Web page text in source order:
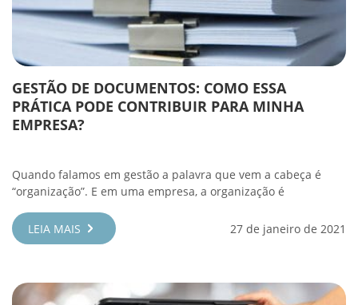
GESTÃO DE DOCUMENTOS: COMO ESSA
PRÁTICA PODE CONTRIBUIR PARA MINHA
EMPRESA?
Quando falamos em gestão a palavra que vem a cabeça é
“organização”. E em uma empresa, a organização é
LEIA MAIS 27 de janeiro de 2021